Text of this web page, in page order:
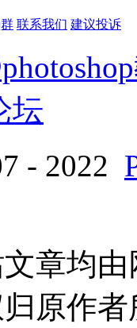
联系我们 建议投诉
坛
- 2022
章均
原作